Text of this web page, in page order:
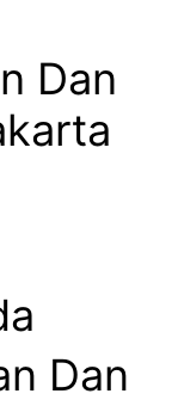
Dan
Dan